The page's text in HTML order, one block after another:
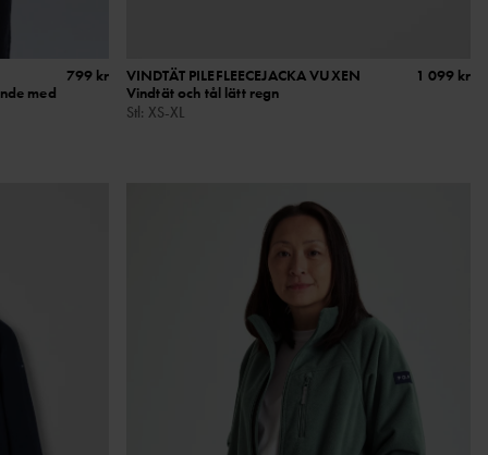
med
799 kr
VINDTÄT PILEFLEECEJACKA VUXEN
Vindtät och tål lätt regn
Stl: XS-XL
1 099 kr